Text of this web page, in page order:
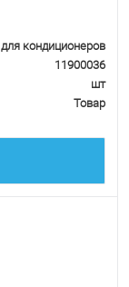
кондиционеров
11900036
шт
Товар